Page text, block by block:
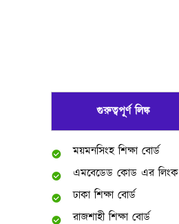
গুরুত্বপূর্ণ লিঙ্ক
ময়মনসিংহ শিক্ষা বোর্ড
এমবেডেড কোড এর লিংক
ঢাকা শিক্ষা বোর্ড
রাজশাহী শিক্ষা বোর্ড